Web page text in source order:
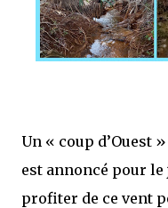
Un « coup d’Ouest
est annoncé pour
profiter de ce vent